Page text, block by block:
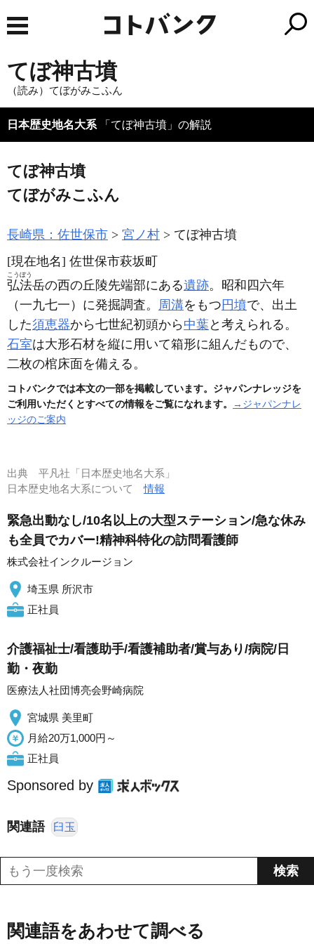
てぼ神古墳
（読み）てぼがみこふん
日本歴史地名大系 「てぼ神古墳」の解説
てぼ神古墳
てぼがみこふん
長崎県：佐世保市 宮ノ村
てぼ神古墳
[現在地名] 佐世保市萩坂町
弘法
こうぼう
岳の西の丘陵先端部にある遺跡。昭和四六年
（一九七一） に発掘調査。 周溝をもつ 円墳で、出土
した須恵器から七世紀初頭から 中葉と考えられる。
石室は大形石材を縦に用いて箱形に組んだもので、
二枚の棺床面を備える。
コトバンクでは本文の一部を掲載しています。ジャパンナレッジを
ご利用いただくとすべての情報をご覧になれます。
→ジャパンナレ
ッジのご案内
出典 平凡社「日本歴史地名大系」
日本歴史地名大系について情報
緊急出動なし/10名以上の大型ステーション/急な休み
も全員でカバー!精神科特化の訪問看護師
株式会社インクルージョン
埼玉県 所沢市
正社員
介護福祉士/看護助手/看護補助者/賞与あり/病院/日
勤・夜勤
医療法人社団博亮会野崎病院
宮城県 美里町
月給20万1,000円～
正社員
Sponsored by
関連語 臼玉
関連語をあわせて調べる